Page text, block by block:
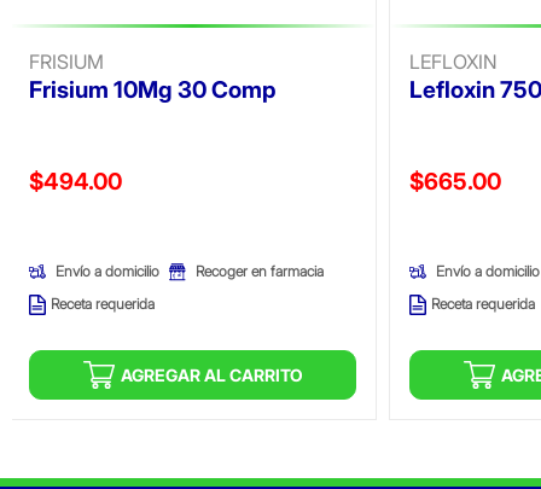
FRISIUM
Frisium 10Mg 30 Comp
Precio reducido de
$494.00
Envío a domicilio
Recoger en farmacia
Receta requerida
AGREGAR AL CARRITO
LEFLOXIN
Lefloxin
Precio
$665.00
Envío a domicilio
Receta requerida